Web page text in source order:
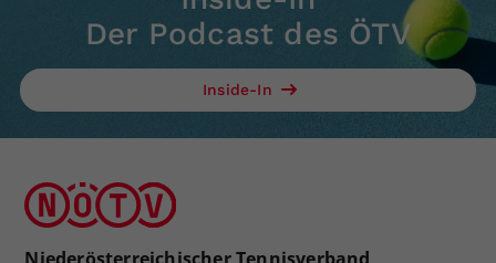
Der Podcast des ÖTV
Inside-In